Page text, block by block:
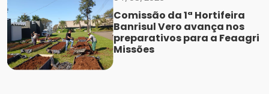
Comissão da 1ª Hortifeira
Banrisul Vero avança nos
preparativos para a Feaagri
Missões